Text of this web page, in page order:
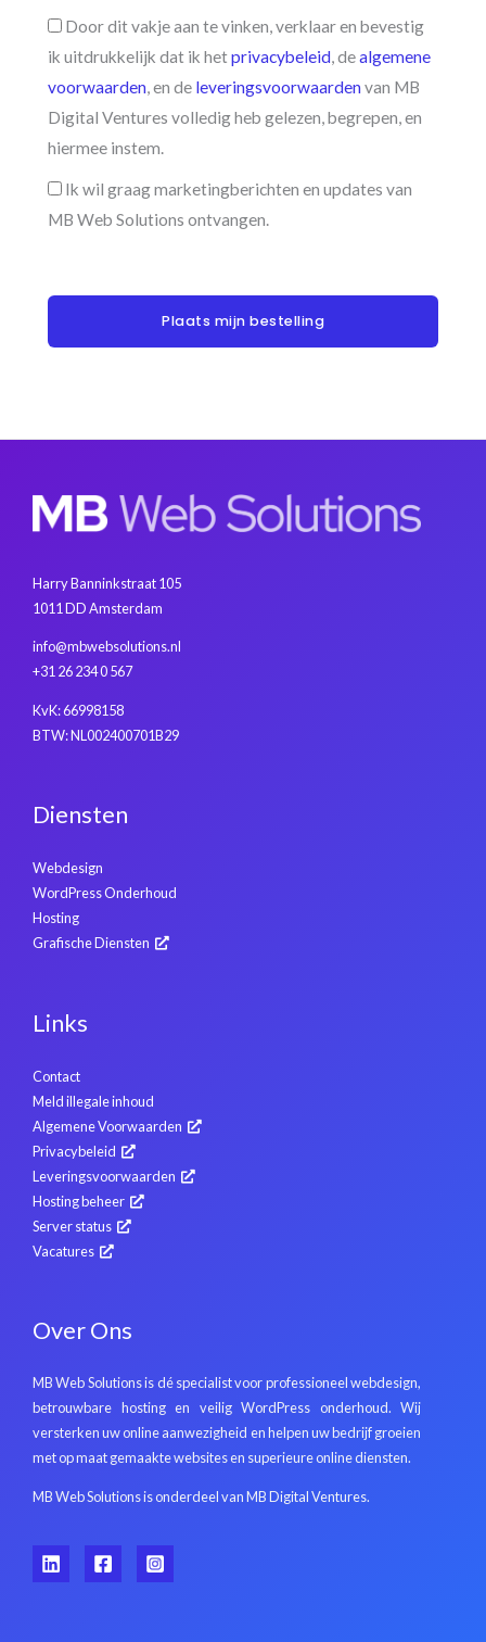
Door dit vakje aan te vinken, verklaar en bevestig
ik uitdrukkelijk dat ik hetprivacybeleid, dealgemene
voorwaarden, en de leveringsvoorwaarden van MB
Digital Ventures volledig heb gelezen, begrepen, en
hiermee instem.
Ik wil graag marketingberichten en updates van
MB Web Solutions ontvangen.
Plaats mijn bestelling
Harry Banninkstraat 105
1011 DD Amsterdam
info@mbwebsolutions.nl
+31 26 234 0 567
KvK: 66998158
BTW: NL002400701B29
Diensten
Webdesign
WordPress Onderhoud
Hosting
Grafische Diensten
Links
Contact
Meld illegale inhoud
Algemene Voorwaarden
Privacybeleid
Leveringsvoorwaarden
Hosting beheer
Server status
Vacatures
Over Ons
MB Web Solutions is dé specialist voor professioneel webdesign,
betrouwbare hosting en veilig WordPress onderhoud. Wij
versterken uw online aanwezigheid en helpen uw bedrijf groeien
met op maat gemaakte websites en superieure online diensten.
MB Web Solutions is onderdeel van MB Digital Ventures.